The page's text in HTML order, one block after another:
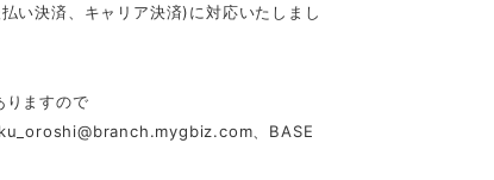
い決済、キャリア決済)に対応いたしまし
りますので
、BASE